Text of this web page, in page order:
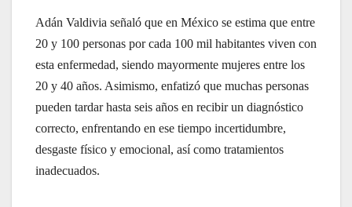
Adán Valdivia señaló que en México se estima que entre
20 y 100 personas por cada 100 mil habitantes viven con
esta enfermedad, siendo mayormente mujeres entre los
20 y 40 años. Asimismo, enfatizó que muchas personas
pueden tardar hasta seis años en recibir un diagnóstico
correcto, enfrentando en ese tiempo incertidumbre,
desgaste físico y emocional, así como tratamientos
inadecuados.